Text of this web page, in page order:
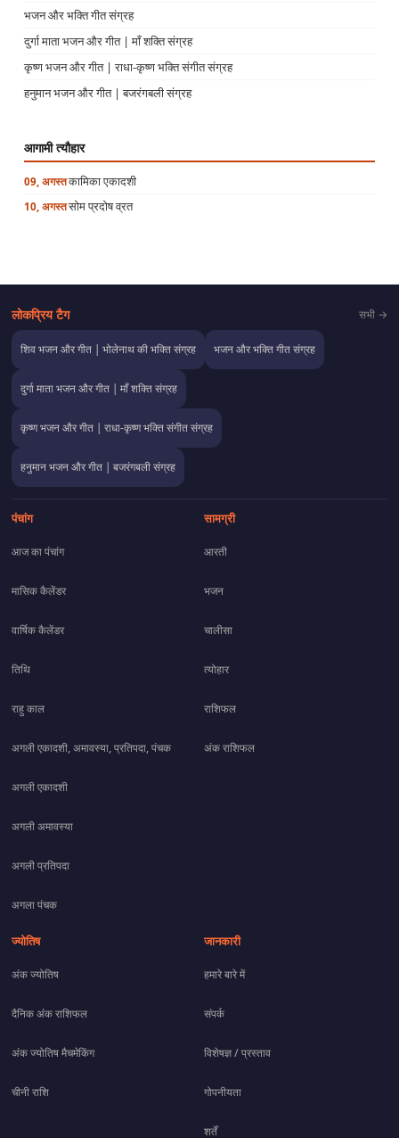
भजन और भक्ति गीत संग्रह
दुर्गा माता भजन और गीत | माँ शक्ति संग्रह
कृष्ण भजन और गीत | राधा-कृष्ण भक्ति संगीत संग्रह
हनुमान भजन और गीत | बजरंगबली संग्रह
आगामी त्यौहार
09, अगस्तकामिका एकादशी
10, अगस्तसोम प्रदोष व्रत
लोकप्रिय टैग सभी →
शिव भजन और गीत | भोलेनाथ की भक्ति संग्रह भजन और भक्ति गीत संग्रह
दुर्गा माता भजन और गीत | माँ शक्ति संग्रह
कृष्ण भजन और गीत | राधा-कृष्ण भक्ति संगीत संग्रह
हनुमान भजन और गीत | बजरंगबली संग्रह
पंचांग
आज का पंचांग
मासिक कैलेंडर
वार्षिक कैलेंडर
तिथि
राहु काल
अगली एकादशी, अमावस्या, प्रतिपदा, पंचक
अगली एकादशी
अगली अमावस्या
अगली प्रतिपदा
अगला पंचक
सामग्री
आरती
भजन
चालीसा
त्योहार
राशिफल
अंक राशिफल
ज्योतिष
अंक ज्योतिष
दैनिक अंक राशिफल
अंक ज्योतिष मैचमेकिंग
चीनी राशि
जानकारी
हमारे बारे में
संपर्क
विशेषज्ञ / प्रस्ताव
गोपनीयता
शर्तें